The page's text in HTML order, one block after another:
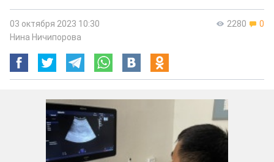
2280 0
03 октября 2023 10:30
Нина Ничипорова